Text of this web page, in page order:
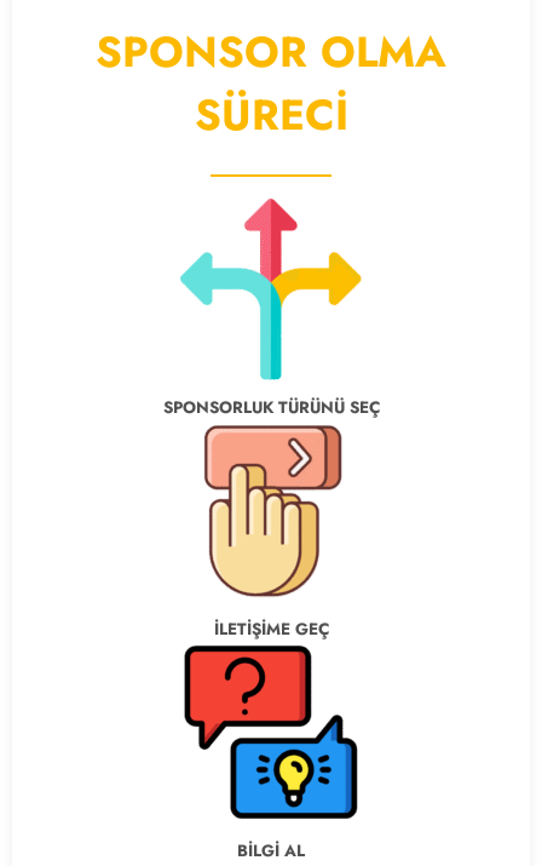
SPONSOR OLMA
SÜRECİ
SPONSORLUK TÜRÜNÜ SEÇ
İLETİŞİME GEÇ
BİLGİ AL